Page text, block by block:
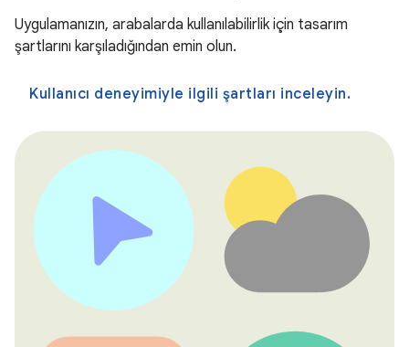
Uygulamanızın, arabalarda kullanılabilirlik için tasarım
şartlarını karşıladığından emin olun.
Kullanıcı deneyimiyle ilgili şartları inceleyin.